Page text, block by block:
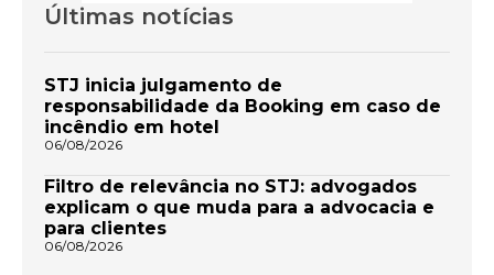
Últimas notícias
STJ inicia julgamento de
responsabilidade da Booking em caso de
incêndio em hotel
06/08/2026
Filtro de relevância no STJ: advogados
explicam o que muda para a advocacia e
para clientes
06/08/2026